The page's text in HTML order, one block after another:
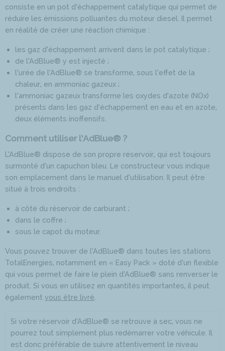
consiste en un pot d’échappement catalytique qui permet de
réduire les émissions polluantes du moteur diesel. Il permet
en réalité de créer une réaction chimique :
les gaz d’échappement arrivent dans le pot catalytique ;
de l’AdBlue® y est injecté ;
l’urée de l’AdBlue® se transforme, sous l’effet de la
chaleur, en ammoniac gazeux ;
l’ammoniac gazeux transforme les oxydes d’azote (NOx)
présents dans les gaz d’échappement en eau et en azote,
deux éléments inoffensifs.
Comment utiliser l’AdBlue® ?
L’AdBlue® dispose de son propre réservoir, qui est toujours
surmonté d’un capuchon bleu. Le constructeur vous indique
son emplacement dans le manuel d’utilisation. Il peut être
situé à trois endroits :
à côté du réservoir de carburant ;
dans le coffre ;
sous le capot du moteur.
Vous pouvez trouver de l’AdBlue® dans toutes les stations
TotalEnergies, notamment en « Easy Pack » doté d’un flexible
qui vous permet de faire le plein d’AdBlue® sans renverser le
produit. Si vous en utilisez en quantités importantes, il peut
également vous être livré
Si votre réservoir d’AdBlue® se retrouve à sec, vous ne
pourrez tout simplement plus redémarrer votre véhicule. Il
est donc préférable de suivre attentivement le niveau